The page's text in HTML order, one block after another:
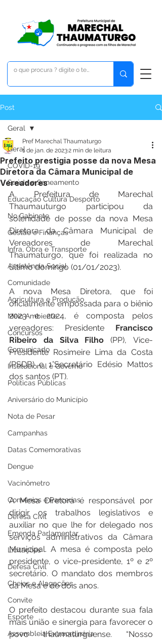
Post
Geral
COVID-19
Saúde e Saneamento
Educação Cultura Desporto
No Gabinete
Gestão e Finanças
Infra, Obra e Transporte
Assistência Social
Comunidade
Agricultura e Produção
Meio Ambiente
Concursos
Comunicado
Institucional e Governo
Políticas Públicas
Aniversário do Município
Nota de Pesar
Campanhas
Datas Comemorativas
Dengue
Vacinômetro
Convênios e Parcerias
Defesa Civil
Emenda Parlamentar
Licitações
Defesa Civil
Cheias e Alagações
Convite
Esporte
Assembleia Extraordinária
Geral
Prefeito prestigia posse da nova Mesa
Diretora da Câmara Municipal de
Vereadores
Pref Marechal Thaumaturgo
1 de jan. de 20232 min de leitura
A Prefeitura de Marechal
Thaumauturgo participou da
solenidade de posse da nova Mesa
Diretora da Câmara Municipal de
Vereadores de Marechal
Thaumaturgo, que foi realizada no
último domingo (01/01/2023).
A nova Mesa Diretora, que foi
oficialmente empossada para o biênio
2023 e 2024, é composta pelos
vereadores: Presidente Francisco
Ribeiro da Silva Filho (PP),
Vice-
Presidente Rosimeire Lima da Costa
(PSDB) e 1°Secretário Edésio Mattos
dos santos (PT).
A Mesa Diretora é responsável por
dirigir os trabalhos legislativos e
auxiliar no que lhe for delegado nos
serviços administrativos da Câmara
Municipal. A mesa é composta pelo
presidente, o vice-presidente, 1º e 2º
secretário. O mandato dos membros
da Mesa é de dois anos.
O prefeito destacou durante sua fala
mais união e sinergia para favorecer o
povo thaumaturguense. “Nosso